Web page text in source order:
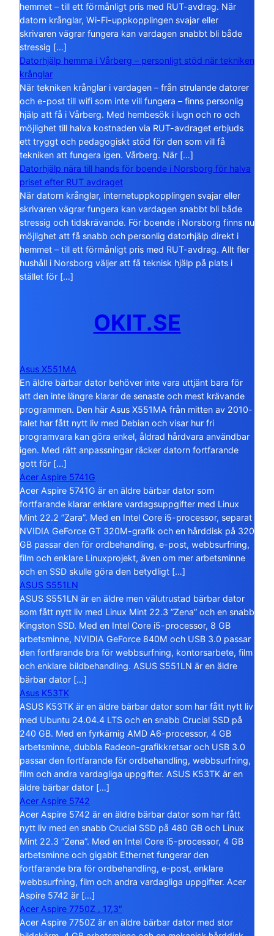
hemmet – till ett förmånligt pris med RUT-avdrag. När
datorn krånglar, Wi-Fi-uppkopplingen svajar eller
skrivaren vägrar fungera kan vardagen snabbt bli både
stressig […]
Datorhjälp hemma i Vårberg – personligt stöd när tekniken
krånglar
När tekniken krånglar i vardagen – från strulande datorer
och e-post till wifi som inte vill fungera – finns personlig
hjälp att få i Vårberg. Med hembesök i lugn och ro och
möjlighet till halva kostnaden via RUT-avdraget erbjuds
ett tryggt och pedagogiskt stöd för den som vill få
tekniken att fungera igen. Vårberg. När […]
Datorhjälp nära till hands för boende i Norsborg för halva
priset efter RUT avdraget
När datorn krånglar, internetuppkopplingen svajar eller
skrivaren vägrar fungera kan vardagen snabbt bli både
stressig och tidskrävande. För boende i Norsborg finns nu
möjlighet att få snabb och personlig datorhjälp direkt i
hemmet – till ett förmånligt pris med RUT-avdrag. Allt fler
hushåll i Norsborg väljer att få teknisk hjälp på plats i
stället för […]
OKIT.SE
Asus X551MA
En äldre bärbar dator behöver inte vara uttjänt bara för
att den inte längre klarar de senaste och mest krävande
programmen. Den här Asus X551MA från mitten av 2010-
talet har fått nytt liv med Debian och visar hur fri
programvara kan göra enkel, åldrad hårdvara användbar
igen. Med rätt anpassningar räcker datorn fortfarande
gott för […]
Acer Aspire 5741G
Acer Aspire 5741G är en äldre bärbar dator som
fortfarande klarar enklare vardagsuppgifter med Linux
Mint 22.2 ”Zara”. Med en Intel Core i5-processor, separat
NVIDIA GeForce GT 320M-grafik och en hårddisk på 320
GB passar den för ordbehandling, e-post, webbsurfning,
film och enklare Linuxprojekt, även om mer arbetsminne
och en SSD skulle göra den betydligt […]
ASUS S551LN
ASUS S551LN är en äldre men välutrustad bärbar dator
som fått nytt liv med Linux Mint 22.3 ”Zena” och en snabb
Kingston SSD. Med en Intel Core i5-processor, 8 GB
arbetsminne, NVIDIA GeForce 840M och USB 3.0 passar
den fortfarande bra för webbsurfning, kontorsarbete, film
och enklare bildbehandling. ASUS S551LN är en äldre
bärbar dator […]
Asus K53TK
ASUS K53TK är en äldre bärbar dator som har fått nytt liv
med Ubuntu 24.04.4 LTS och en snabb Crucial SSD på
240 GB. Med en fyrkärnig AMD A6-processor, 4 GB
arbetsminne, dubbla Radeon-grafikkretsar och USB 3.0
passar den fortfarande för ordbehandling, webbsurfning,
film och andra vardagliga uppgifter. ASUS K53TK är en
äldre bärbar dator […]
Acer Aspire 5742
Acer Aspire 5742 är en äldre bärbar dator som har fått
nytt liv med en snabb Crucial SSD på 480 GB och Linux
Mint 22.3 ”Zena”. Med en Intel Core i5-processor, 4 GB
arbetsminne och gigabit Ethernet fungerar den
fortfarande bra för ordbehandling, e-post, enklare
webbsurfning, film och andra vardagliga uppgifter. Acer
Aspire 5742 är […]
Acer Aspire 7750Z , 17,3″
Acer Aspire 7750Z är en äldre bärbar dator med stor